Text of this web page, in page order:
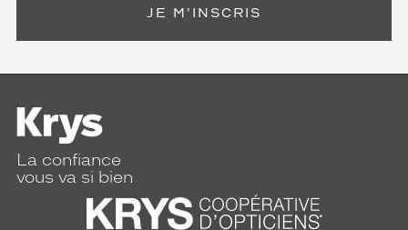
JE M'INSCRIS
La confiance
vous va si bien